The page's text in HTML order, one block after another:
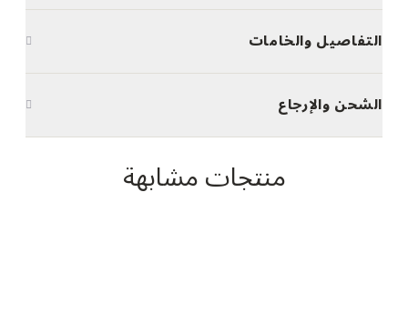
التفاصيل والخامات
الشحن والإرجاع
منتجات مشابهة